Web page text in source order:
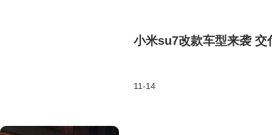
小米su7改款车型来袭 交
11-14